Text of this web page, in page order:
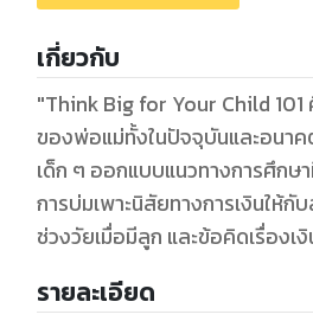
เกี่ยวกับ
"Think Big for Your Child 101
ของพ่อแม่ทั้งในปัจจุบันและอนา
เด็ก ๆ ออกแบบแนวทางการศึกษ
การบ่มเพาะนิสัยทางการเงินให้
รายละเอียด